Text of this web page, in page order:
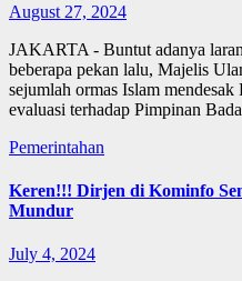
August 27, 2024
JAKARTA - Buntut adanya
beberapa pekan lalu, Majelis
sejumlah ormas Islam
evaluasi terhadap Pimpinan
Pemerintahan
Keren!!! Dirjen di Kominfo
Mundur
July 4, 2024